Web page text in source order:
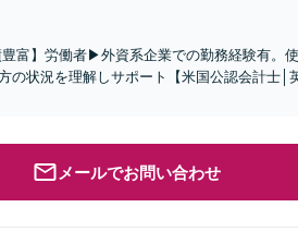
豊富】労働者▶︎外資系企業での勤務経験有。
の状況を理解しサポート【米国公認会計士│
メールでお問い合わせ